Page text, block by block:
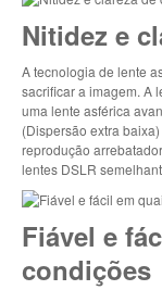
Nitidez e
A tecnologia de lente
sacrificar a imagem. A
uma lente asférica
(Dispersão extra
reprodução
lentes DSLR
Fiável e
condições